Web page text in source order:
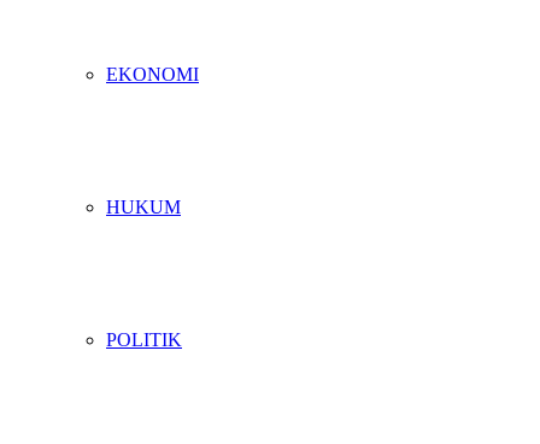
EKONOMI
HUKUM
POLITIK